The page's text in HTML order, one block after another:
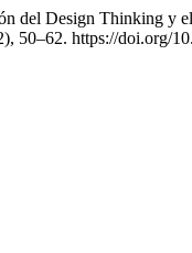
del Design Thinking y
50–62. https://doi.org/